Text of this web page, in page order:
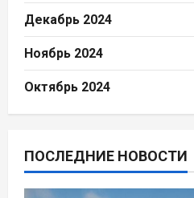
Декабрь 2024
Ноябрь 2024
Октябрь 2024
ПОСЛЕДНИЕ НОВОСТИ